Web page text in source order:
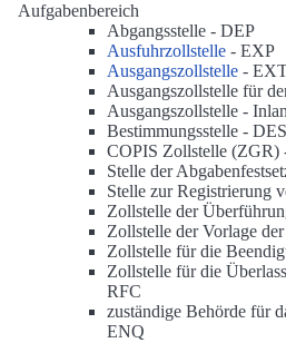
Aufgabenbereich
Abgangsstelle - DEP
Ausfuhrzollstelle - EXP
Ausgangszollstelle -
Ausgangszollstelle für
Ausgangszollstelle -
Bestimmungsstelle - DES
COPIS Zollstelle (ZGR)
Stelle der
Stelle zur Registrierung
Zollstelle der
Zollstelle der Vorlage
Zollstelle für die
Zollstelle für die
RFC
zuständige Behörde für
ENQ